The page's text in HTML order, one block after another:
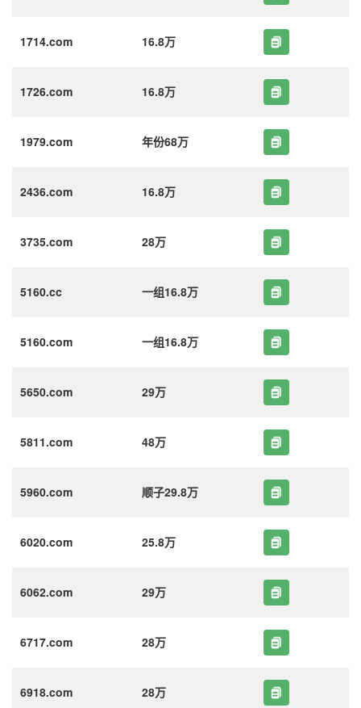
1714.com 16.8万
1726.com 16.8万
1979.com 年份68万
2436.com 16.8万
3735.com 28万
5160.cc 一组16.8万
5160.com 一组16.8万
5650.com 29万
5811.com 48万
5960.com 顺子29.8万
6020.com 25.8万
6062.com 29万
6717.com 28万
6918.com 28万